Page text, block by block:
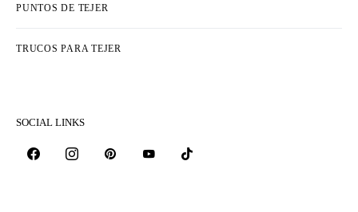
PUNTOS DE TEJER
TRUCOS PARA TEJER
SOCIAL LINKS